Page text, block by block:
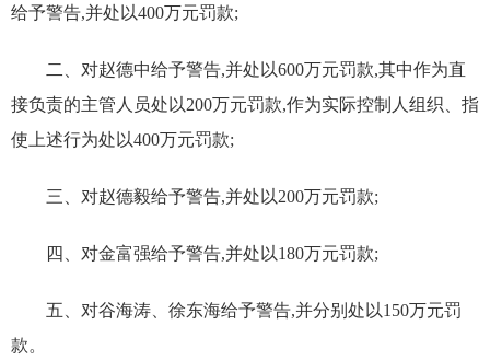
给予警告,并处以400万元罚款;
二、对赵德中给予警告,并处以600万元罚款,其中作为直
接负责的主管人员处以200万元罚款,作为实际控制人组织、指
使上述行为处以400万元罚款;
三、对赵德毅给予警告,并处以200万元罚款;
四、对金富强给予警告,并处以180万元罚款;
五、对谷海涛、徐东海给予警告,并分别处以150万元罚
款。